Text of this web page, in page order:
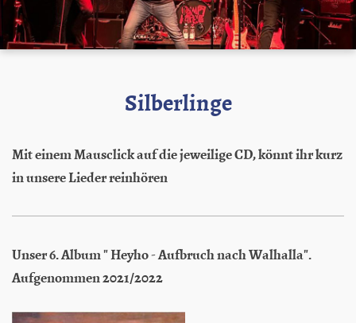
Silberlinge
Mit einem Mausclick auf die jeweilige CD, könnt ihr kurz
in unsere Lieder reinhören
Unser 6. Album " Heyho - Aufbruch nach Walhalla".
Aufgenommen 2021/2022